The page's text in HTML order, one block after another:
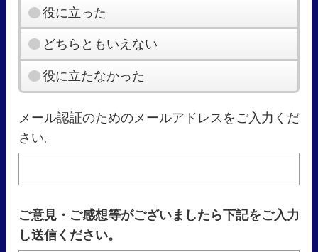
役に立った
どちらともいえない
役に立たなかった
メール認証のためのメールアドレスをご入力くだ
さい。
ご意見・ご感想等がございましたら下記をご入力
し送信ください。